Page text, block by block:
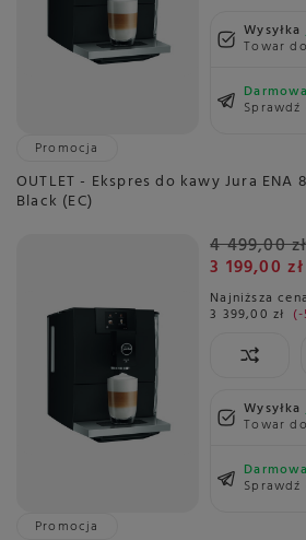
Wysyłka
Towar
Sprawdź
Promocja
OUTLET - Ekspres do kawy Jura
Black (EC)
4 499,00
3 199,00 zł
Najniższa
3 399,00 zł
Wysyłka
Towar
Sprawdź
Promocja